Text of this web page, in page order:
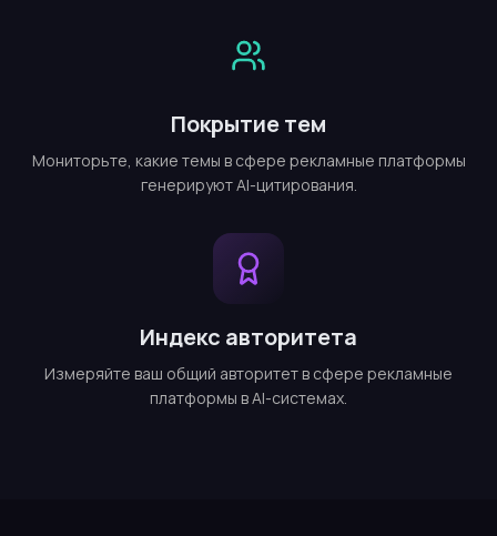
Покрытие тем
Мониторьте, какие темы в сфере рекламные платформы
генерируют AI-цитирования.
Индекс авторитета
Измеряйте ваш общий авторитет в сфере рекламные
платформы в AI-системах.